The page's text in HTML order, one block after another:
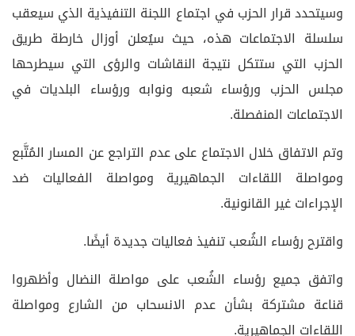
وسيتحدد قرار الحزب في اجتماع اللجنة التنفيذية الذي سيعقب
سلسلة الاجتماعات هذه، حيث سيُعلن أوزال خارطة طريق
الحزب التي ستتكل نتيجة النقاشات والرؤى التي سيطرحها
مجلس الحزب ورؤساء شعبه ونوابه ورؤساء البلديات في
الاجتماعات المنفصلة.
وتم الاتفاق خلال الاجتماع على عدم التراجع عن المسار المُتَّبع
ومواصلة اللقاءات الجماهيرية ومواصلة الفعاليات ضد
الإجراءات غير القانونية.
واقترح رؤساء الشُعب تنفيذ فعاليات جديدة أيضًا.
واتفق جميع رؤساء الشُعب على مواصلة النضال وأظهروا
قناعة مشتركة بشأن عدم الانسحاب من الشارع ومواصلة
اللقاءات الجماهيرية.